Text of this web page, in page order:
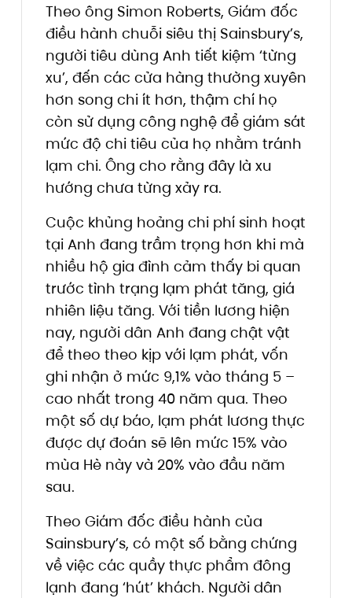
Theo ông Simon Roberts, Giám đốc
điều hành chuỗi siêu thị Sainsbury’s,
người tiêu dùng Anh tiết kiệm ‘từng
xu’, đến các cửa hàng thường xuyên
hơn song chi ít hơn, thậm chí họ
còn sử dụng công nghệ để giám sát
mức độ chi tiêu của họ nhằm tránh
lạm chi. Ông cho rằng đây là xu
hướng chưa từng xảy ra.
Cuộc khủng hoảng chi phí sinh hoạt
tại Anh đang trầm trọng hơn khi mà
nhiều hộ gia đình cảm thấy bi quan
trước tình trạng lạm phát tăng, giá
nhiên liệu tăng. Với tiền lương hiện
nay, người dân Anh đang chật vật
để theo theo kịp với lạm phát, vốn
ghi nhận ở mức 9,1% vào tháng 5 –
cao nhất trong 40 năm qua. Theo
một số dự báo, lạm phát lương thực
được dự đoán sẽ lên mức 15% vào
mùa Hè này và 20% vào đầu năm
sau.
Theo Giám đốc điều hành của
Sainsbury’s, có một số bằng chứng
về việc các quầy thực phẩm đông
lạnh đang ‘hút’ khách. Người dân